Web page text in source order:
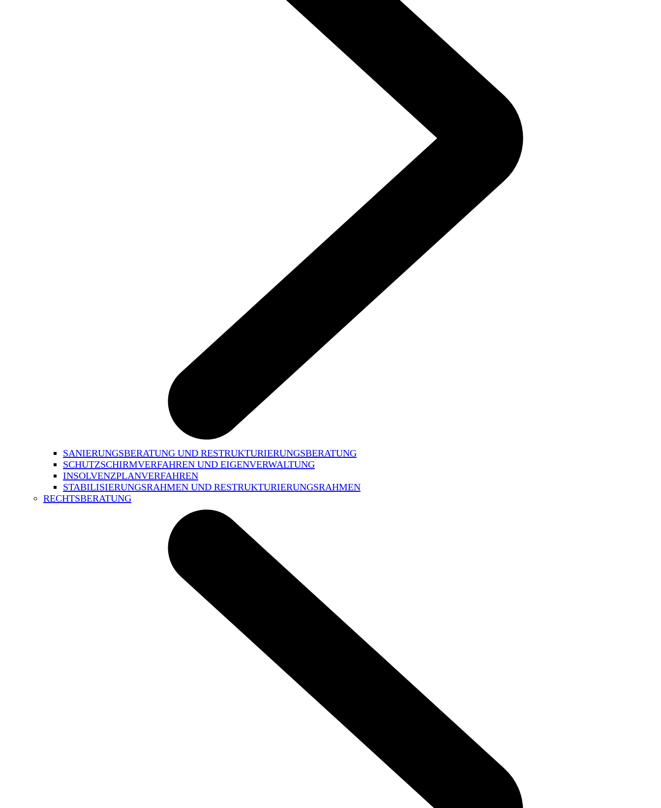
SANIERUNGSBERATUNG UND RESTRUKTURIERUNGSBERATUNG
SCHUTZSCHIRMVERFAHREN UND EIGENVERWALTUNG
INSOLVENZPLANVERFAHREN
STABILISIERUNGSRAHMEN UND RESTRUKTURIERUNGSRAHMEN
RECHTSBERATUNG